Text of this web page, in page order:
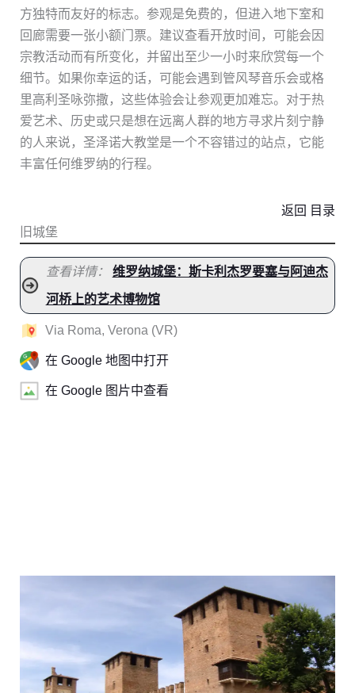
方独特而友好的标志。参观是免费的，但进入地下室和
回廊需要一张小额门票。建议查看开放时间，可能会因
宗教活动而有所变化，并留出至少一小时来欣赏每一个
细节。如果你幸运的话，可能会遇到管风琴音乐会或格
里高利圣咏弥撒，这些体验会让参观更加难忘。对于热
爱艺术、历史或只是想在远离人群的地方寻求片刻宁静
的人来说，圣泽诺大教堂是一个不容错过的站点，它能
丰富任何维罗纳的行程。
旧城堡
返回 目录
查看详情： 维罗纳城堡：斯卡利杰罗要塞与阿迪杰
河桥上的艺术博物馆
Via Roma, Verona (VR)
在 Google 地图中打开
在 Google 图片中查看